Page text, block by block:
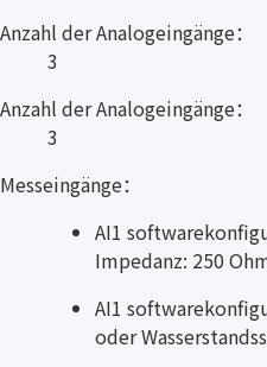
Anzahl der Analogeingänge：
3
Anzahl der Analogeingänge：
3
Messeingänge：
AI1
Impedanz: 250
AI1
oder